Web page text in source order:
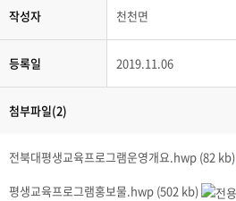
작성자 천천면
등록일 2019.11.06
첨부파일(2)
전북대평생교육프로그램운영개요.hwp (82 kb)
평생교육프로그램홍보물.hwp (502 kb)